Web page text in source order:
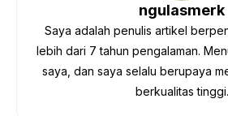
ngulasmerk
Saya adalah penulis artikel
lebih dari 7 tahun pengalaman.
saya, dan saya selalu berupaya
berkualitas tinggi.